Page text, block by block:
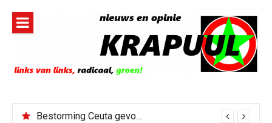
inhoud
Bestorming Ceuta gevolg van op sociale media verspreide hoax?